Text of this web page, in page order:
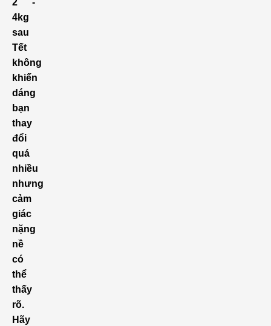
2 -
4kg
sau
Tết
không
khiến
dáng
bạn
thay
đổi
quá
nhiều
nhưng
cảm
giác
nặng
nề
có
thể
thấy
rõ.
Hãy